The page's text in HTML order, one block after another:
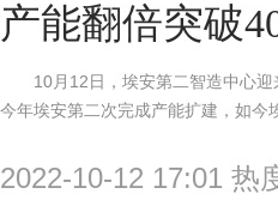
产能翻倍突破
10月12日，埃安第二智造中心
今年埃安第二次完成产能扩建，如
2022-10-12 17:01 热